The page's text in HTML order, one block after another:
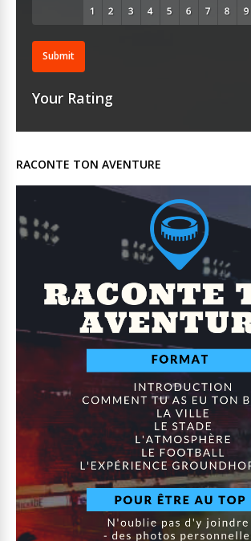
Submit
Your Rating
RACONTE TON AVENTURE